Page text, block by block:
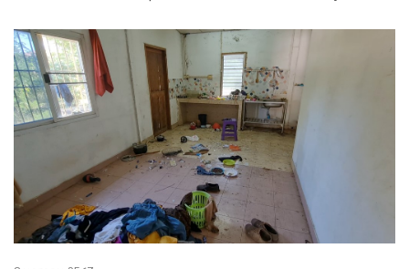
พระนครศรีอยุธยา เพื่อพูดคุยและตรวจสอบข้อเท็จจริง